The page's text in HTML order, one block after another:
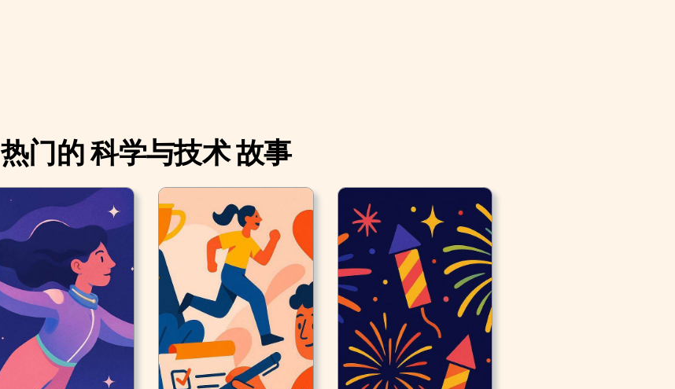
热门的 科学与技术 故事